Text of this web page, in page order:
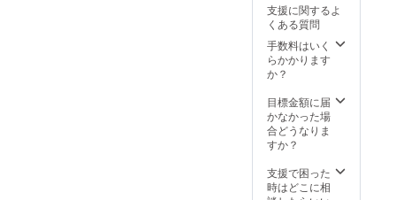
す。
・支援
者様の
交通費
や滞在
費：支
の交通
費や滞
在費は
各自で
くださ
い。 ・
・場
所：郡
山市中
央公民
館 3階
会 参
加券詳
細】 ・
日時：
10月26
日（土
支援に関するよ
くある質問
手数料はいく
らかかります
か？
目標金額に届
かなかった場
合どうなりま
すか？
支援で困った
時はどこに相